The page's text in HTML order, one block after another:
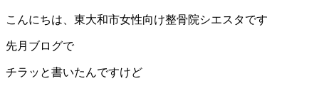
こんにちは、東大和市女性向け整骨院シエスタです
先月ブログで
チラッと書いたんですけど